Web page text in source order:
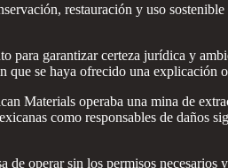
restauración y uso
para garantizar certeza jurídica y
que se haya ofrecido una explicación
Materials operaba una mina de
como responsables de daños
operar sin los permisos